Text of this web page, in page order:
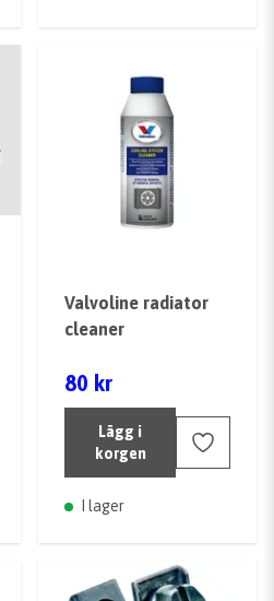
Valvoline radiator
cleaner
80 kr
Lägg i
korgen
I lager